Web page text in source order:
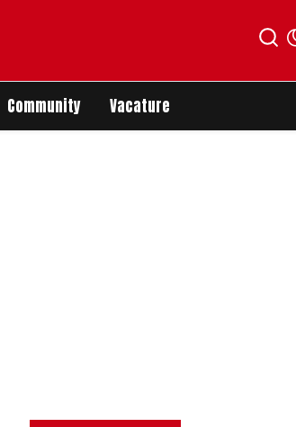
Community Vacature